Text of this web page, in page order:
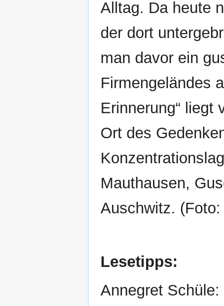
Alltag. Da heute
der dort
man davor ein
Firmengeländes
Erinnerung“ liegt
Ort des
Mauthausen,
Auschwitz.
Lesetipps:
Annegret Schüle: